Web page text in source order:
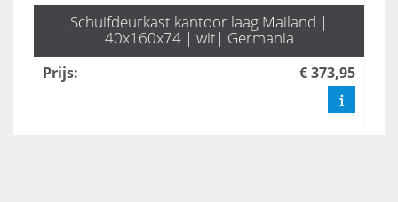
Schuifdeurkast kantoor laag Mailand |
40x160x74 | wit| Germania
Prijs: € 373,95